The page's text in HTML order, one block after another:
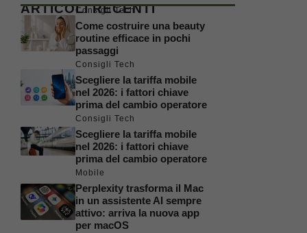
ARTICOLI RECENTI
Consigli Tech
Come costruire una beauty
routine efficace in pochi
passaggi
Consigli Tech
Scegliere la tariffa mobile
nel 2026: i fattori chiave
prima del cambio operatore
Consigli Tech
Scegliere la tariffa mobile
nel 2026: i fattori chiave
prima del cambio operatore
Mobile
Perplexity trasforma il Mac
in un assistente AI sempre
attivo: arriva la nuova app
per macOS